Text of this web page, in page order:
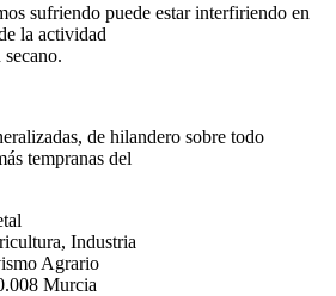
sufriendo puede estar interfiriendo en
la actividad
de hilandero sobre todo
tempranas del
Industria
Agrario
Murcia